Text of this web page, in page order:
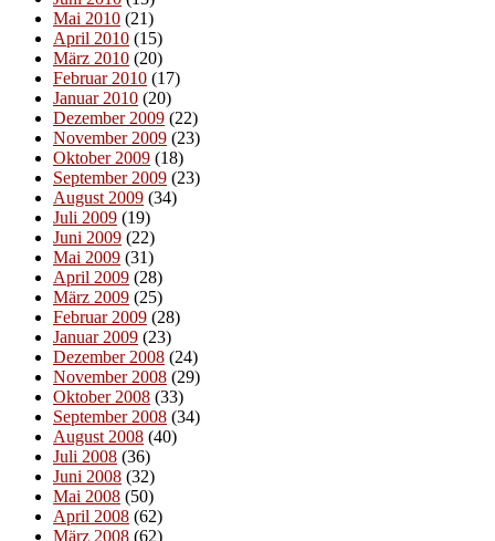
Mai 2010 (21)
April 2010 (15)
März 2010 (20)
Februar 2010 (17)
Januar 2010 (20)
Dezember 2009 (22)
November 2009 (23)
Oktober 2009 (18)
September 2009 (23)
August 2009 (34)
Juli 2009 (19)
Juni 2009 (22)
Mai 2009 (31)
April 2009 (28)
März 2009 (25)
Februar 2009 (28)
Januar 2009 (23)
Dezember 2008 (24)
November 2008 (29)
Oktober 2008 (33)
September 2008 (34)
August 2008 (40)
Juli 2008 (36)
Juni 2008 (32)
Mai 2008 (50)
April 2008 (62)
März 2008 (62)